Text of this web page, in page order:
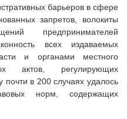
барьеров в сфере
запретов, волокиты
предпринимателей
всех издаваемых
и органами местного
актов, регулирующих
в 200 случаях удалось
норм, содержащих